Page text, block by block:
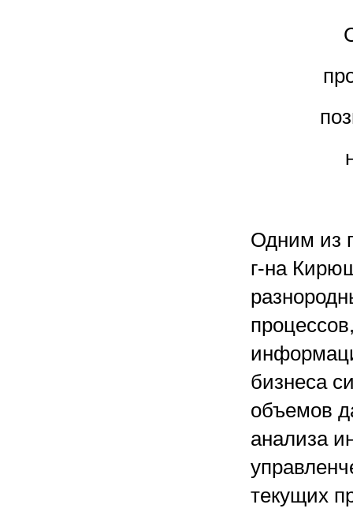
Одним из
г-на
бизнеса
объемов
анализа
текущих